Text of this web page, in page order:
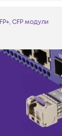
Возврат товара
Техническая
База знаний
CFP модули